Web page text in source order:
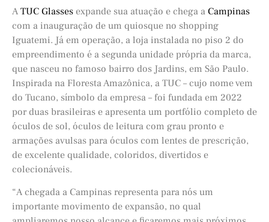
A TUC Glasses expande sua atuação e chega a Campinas
com a inauguração de um quiosque no shopping
Iguatemi. Já em operação, a loja instalada no piso 2 do
empreendimento é a segunda unidade própria da marca,
que nasceu no famoso bairro dos Jardins, em São Paulo.
Inspirada na Floresta Amazônica, a TUC – cujo nome vem
do Tucano, símbolo da empresa – foi fundada em 2022
por duas brasileiras e apresenta um portfólio completo de
óculos de sol, óculos de leitura com grau pronto e
armações avulsas para óculos com lentes de prescrição,
de excelente qualidade, coloridos, divertidos e
colecionáveis.
“A chegada a Campinas representa para nós um
importante movimento de expansão, no qual